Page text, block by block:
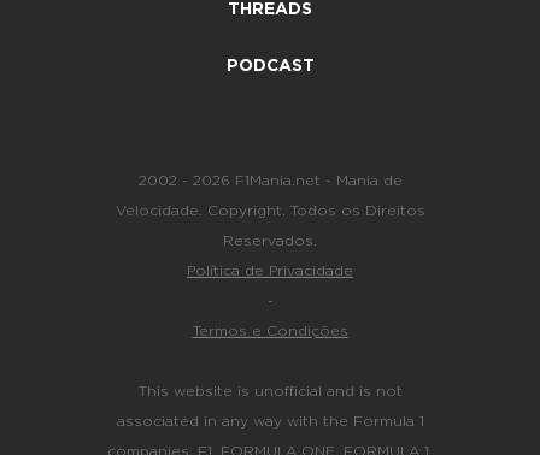
THREADS
PODCAST
2002 - 2026 F1Mania.net - Mania de
Velocidade. Copyright. Todos os Direitos
Reservados.
Política de Privacidade
-
Termos e Condições
This website is unofficial and is not
associated in any way with the Formula 1
companies. F1, FORMULA ONE, FORMULA 1,